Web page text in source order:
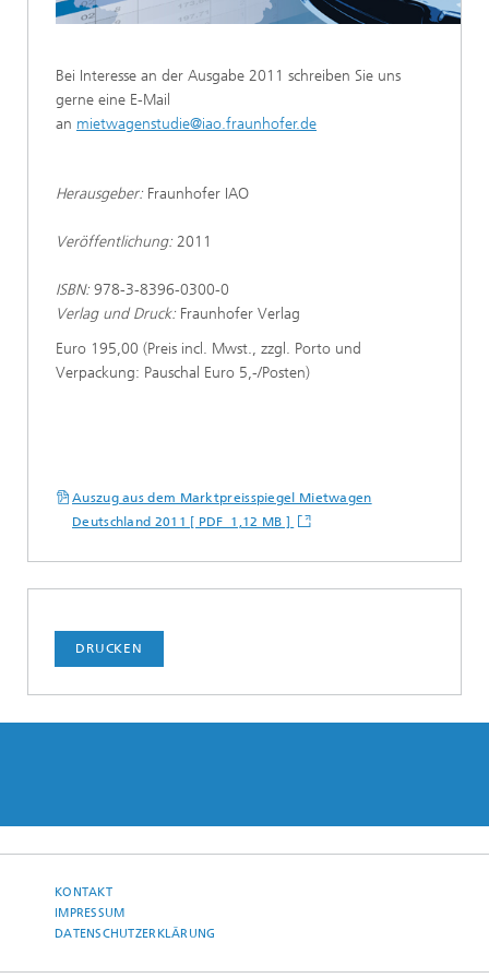
Bei Interesse an der Ausgabe 2011 schreiben Sie uns
gerne eine E-Mail
an mietwagenstudie@iao.fraunhofer.de
Herausgeber: Fraunhofer IAO
Veröffentlichung: 2011
ISBN: 978-3-8396-0300-0
Verlag und Druck: Fraunhofer Verlag
Euro 195,00 (Preis incl. Mwst., zzgl. Porto und
Verpackung: Pauschal Euro 5,-/Posten)
Auszug aus dem Marktpreisspiegel Mietwagen
Deutschland 2011 [ PDF 1,12 MB ]
DRUCKEN
KONTAKT
IMPRESSUM
DATENSCHUTZERKLÄRUNG